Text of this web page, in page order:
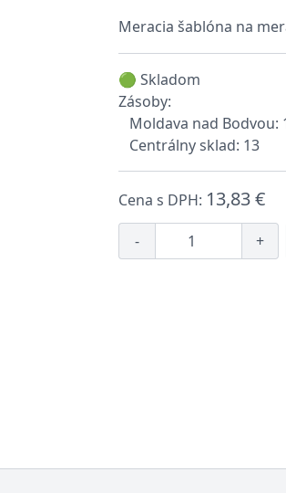
Meracia šablóna na
🟢 Skladom
Zásoby:
Moldava nad Bodvou:
Centrálny sklad: 13
Cena s DPH: 13,83 €
- +